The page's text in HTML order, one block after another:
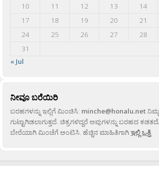
10
11 12 13 14
17
18 19 20 21
24
25 26 27 28
31
« Jul
ನೀವೂ ಬರೆಯಿರಿ
ಬರಹಗಳನ್ನು ಇಲ್ಲಿಗೆ ಮಿಂಚಿಸಿ: minche@honalu.net
ಗುಟ್ಟಾಗಿಡಲಾಗುತ್ತದೆ. ಚಿತ್ರಗಳಿದ್ದರೆ ಅವುಗಳನ್ನು ಬರಹದ
ಬೇರೆಯಾಗಿ ಮಿಂಚೆಗೆ ಅಂಟಿಸಿ. ಹೆಚ್ಚಿನ ಮಾಹಿತಿಗಾಗಿಇಲ್ಲಿ ಒತ್ತಿ.